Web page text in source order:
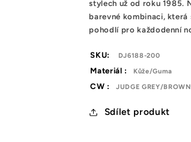
stylech už od roku 1985.
barevné kombinaci, která
pohodlí pro každodenní
SKU: DJ6188-200
Materiál : Kůže/Guma
CW : JUDGE GREY/
Sdílet produkt